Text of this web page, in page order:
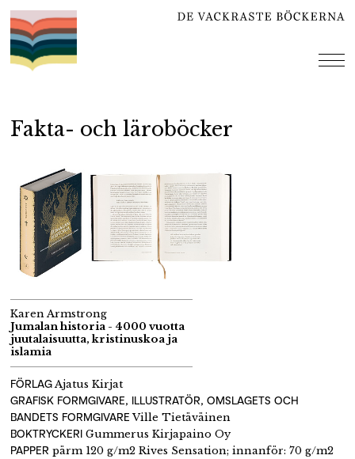
Hoppa
till
innehåll
Fakta- och läroböcker
Karen Armstrong
Jumalan historia - 4000 vuotta
juutalaisuutta, kristinuskoa ja
islamia
FÖRLAGAjatus Kirjat
GRAFISK FORMGIVARE, ILLUSTRATÖR, OMSLAGETS OCH
BANDETS FORMGIVAREVille Tietäväinen
BOKTRYCKERI Gummerus Kirjapaino Oy
PAPPER pärm 120 g/m2 Rives Sensation; innanför: 70 g/m2